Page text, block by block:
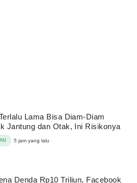
Lama Bisa Diam-Diam
Jantung dan Otak, Ini Risikonya
5 jam yang lalu
Denda Rp10 Triliun, Facebook